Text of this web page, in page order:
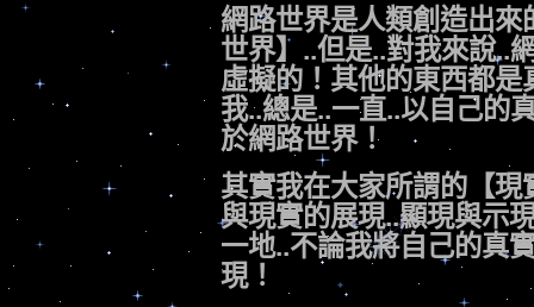
網路世界是人類創造出
世界】..但是..對我來說..
虛擬的！其他的東西都
我..總是..一直..以自己的
於網路世界！
其實我在大家所謂的【現
與現實的展現..顯現與示
一地..不論我將自己的真
現！